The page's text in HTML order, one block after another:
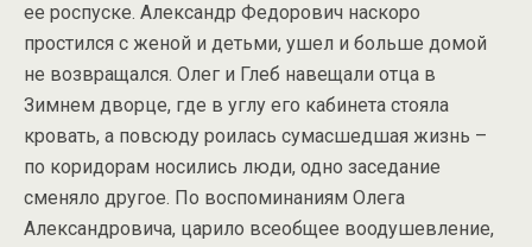
ее роспуске. Александр Федорович наскоро
простился с женой и детьми, ушел и больше домой
не возвращался. Олег и Глеб навещали отца в
Зимнем дворце, где в углу его кабинета стояла
кровать, а повсюду роилась сумасшедшая жизнь –
по коридорам носились люди, одно заседание
сменяло другое. По воспоминаниям Олега
Александровича, царило всеобщее воодушевление,